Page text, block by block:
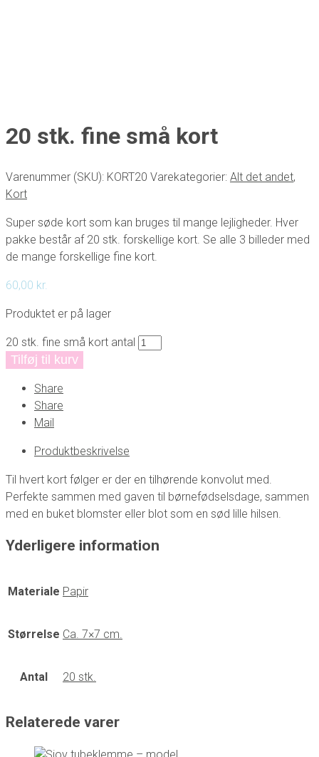
20 stk. fine små kort
Varenummer (SKU): KORT20 Varekategorier: Alt det andet,
Kort
Super søde kort som kan bruges til mange lejligheder. Hver
pakke består af 20 stk. forskellige kort. Se alle 3 billeder med
de mange forskellige fine kort.
60,00 kr.
Produktet er på lager
20 stk. fine små kort antal
Tilføj til kurv
Share
Share
Mail
Produktbeskrivelse
Til hvert kort følger er der en tilhørende konvolut med.
Perfekte sammen med gaven til børnefødselsdage, sammen
med en buket blomster eller blot som en sød lille hilsen.
Yderligere information
Materiale Papir
Størrelse Ca. 7×7 cm.
Antal 20 stk.
Relaterede varer